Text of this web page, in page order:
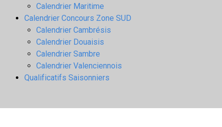
Calendrier Maritime
Calendrier Concours Zone SUD
Calendrier Cambrésis
Calendrier Douaisis
Calendrier Sambre
Calendrier Valenciennois
Qualificatifs Saisonniers